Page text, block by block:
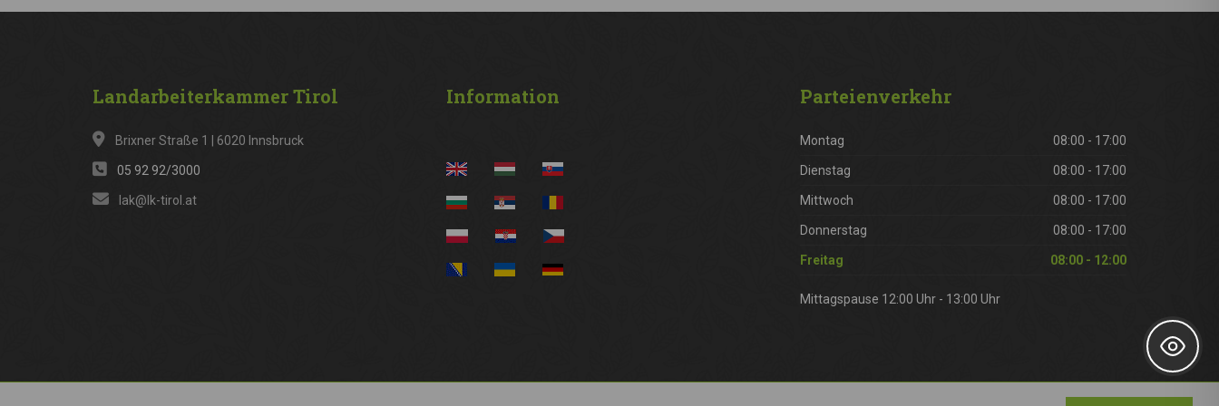
LandarbeiterkammerTirol
Brixner Straße 1 | 6020 Innsbruck
05 92 92/3000
lak@lk-tirol.at
Information Parteienverkehr
Montag 08:00 - 17:00
Dienstag 08:00 - 17:00
Mittwoch 08:00 - 17:00
Donnerstag 08:00 - 17:00
Freitag 08:00 - 12:00
Mittagspause 12:00 Uhr - 13:00 Uhr